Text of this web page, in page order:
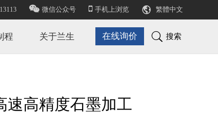
 繁體中文
手机上浏览
微信公众号
程 关于兰生  搜索
在线询价
速高精度石墨加工